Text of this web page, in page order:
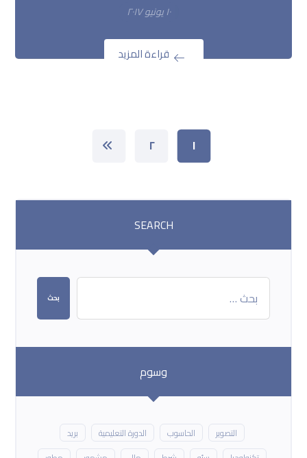
١٠ يونيو ٢٠١٧
قراءة المزيد
١ ٢
SEARCH
بحث
وسوم
التصوير الحاسوب الدورة التعليمية
بريد